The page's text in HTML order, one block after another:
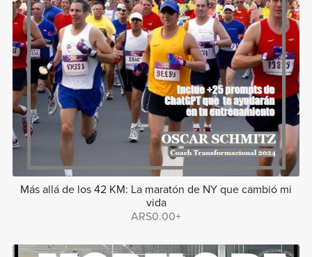
Más allá de los 42 KM: La maratón de NY que cambió mi
vida
ARS0.00+